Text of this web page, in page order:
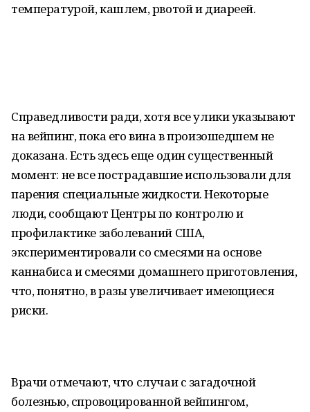
температурой, кашлем, рвотой и диареей.
Справедливости ради, хотя все улики указывают
на вейпинг, пока его вина в произошедшем не
доказана. Есть здесь еще один существенный
момент: не все пострадавшие использовали для
парения специальные жидкости. Некоторые
люди, сообщают Центры по контролю и
профилактике заболеваний США,
экспериментировали со смесями на основе
каннабиса и смесями домашнего приготовления,
что, понятно, в разы увеличивает имеющиеся
риски.
Врачи отмечают, что случаи с загадочной
болезнью, спровоцированной вейпингом,